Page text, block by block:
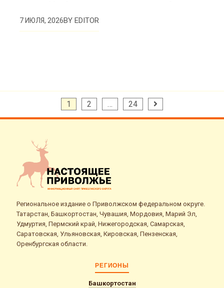
7 ИЮЛЯ, 2026BYEDITOR
Пагинация
записей
1 2 … 24
Региональное издание о Приволжском федеральном округе.
Татарстан, Башкортостан, Чувашия, Мордовия, Марий Эл,
Удмуртия, Пермский край, Нижегородская, Самарская,
Саратовская, Ульяновская, Кировская, Пензенская,
Оренбургская области.
РЕГИОНЫ
Башкортостан